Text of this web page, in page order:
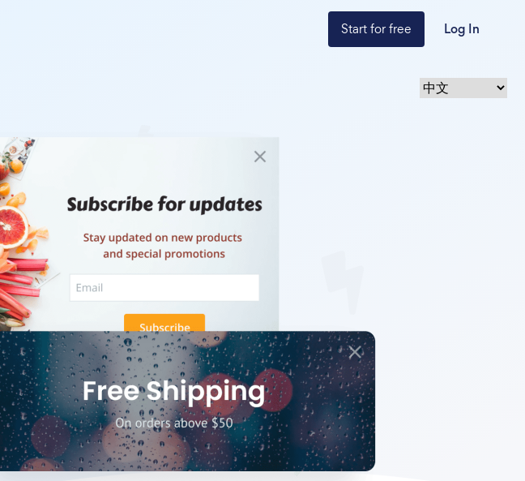
Start for free Log In